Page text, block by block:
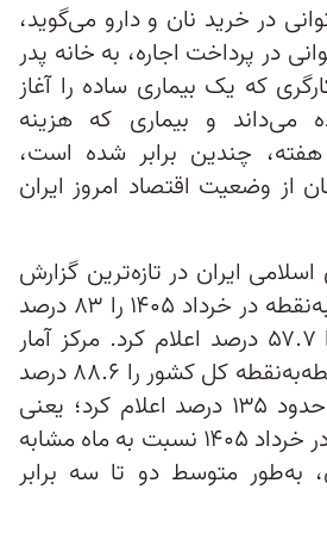
در خرید نان و دارو می‌گوید،
در پرداخت اجاره، به خانه پدر
که یک بیماری ساده را آغاز
می‌داند و بیماری که هزینه
چندین برابر شده است،
وضعیت اقتصاد امروز ایران
ایران در تازه‌ترین گزارش
خود، نرخ تورم نقطه‌به‌نقطه در خرداد ۱۴۰۵ را ۸۳ درصد
و نرخ تورم سالانه را ۵۷.۷ درصد اعلام کرد. مرکز آمار
ایران نیز نرخ تورم نقطه‌به‌نقطه کل کشور را ۸۸.۶ درصد
و تورم خوراکی‌ها را حدود ۱۳۵ درصد اعلام کرد؛ یعنی
قیمت اقلام خوراکی در خرداد ۱۴۰۵ نسبت به ماه مشابه
متوسط دو تا سه برابر